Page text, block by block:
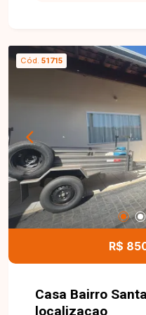
banheiro social,
serviço/lavanderia,
conforto para o dia a dia. O imóvel conta
com 1 vaga de
descoberta. O
horas,
estar para os
oportunidade para
conforto e ótimo
MG. Entre em contato
agende sua visita!
Cód. 51715
R$
Casa Bairro
localizaçao